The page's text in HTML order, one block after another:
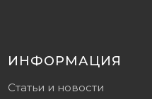
ИНФОРМАЦИЯ
Статьи и новости